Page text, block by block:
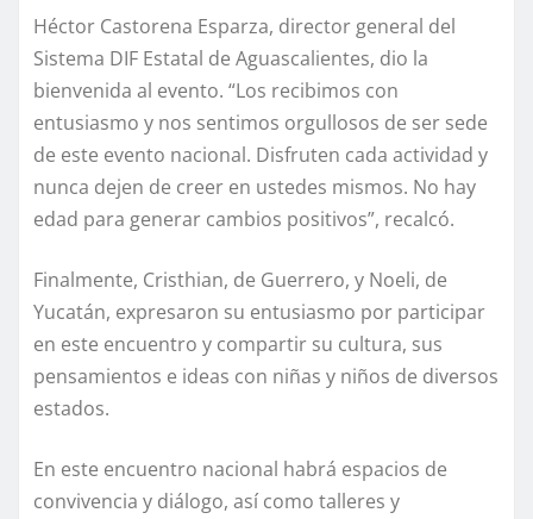
Héctor Castorena Esparza, director general del
Sistema DIF Estatal de Aguascalientes, dio la
bienvenida al evento. “Los recibimos con
entusiasmo y nos sentimos orgullosos de ser sede
de este evento nacional. Disfruten cada actividad y
nunca dejen de creer en ustedes mismos. No hay
edad para generar cambios positivos”, recalcó.
Finalmente, Cristhian, de Guerrero, y Noeli, de
Yucatán, expresaron su entusiasmo por participar
en este encuentro y compartir su cultura, sus
pensamientos e ideas con niñas y niños de diversos
estados.
En este encuentro nacional habrá espacios de
convivencia y diálogo, así como talleres y